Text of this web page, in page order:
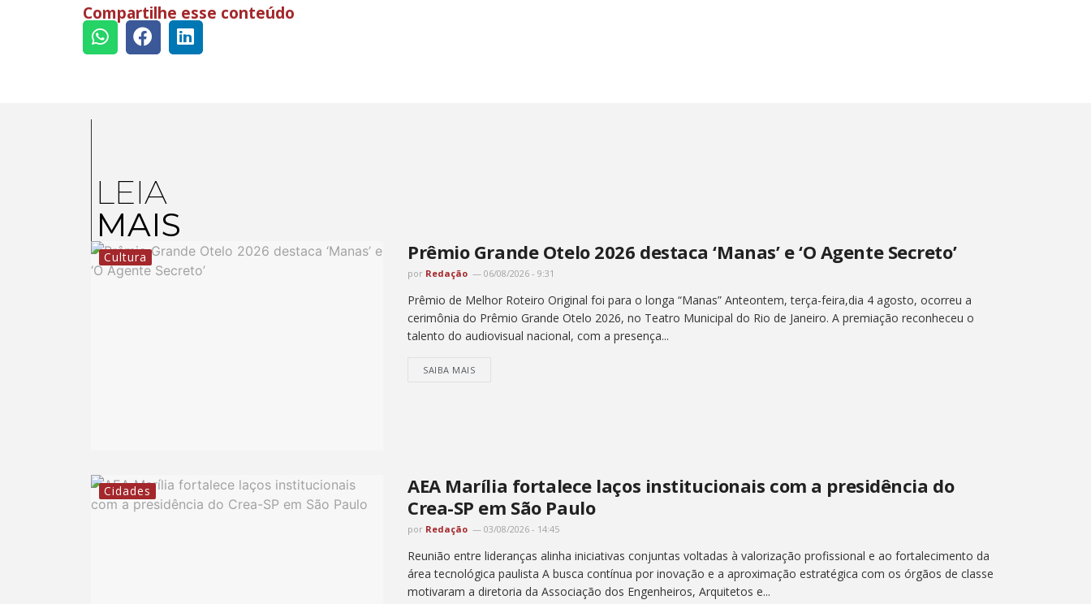
Compartilhe esse conteúdo
LEIA
MAIS
Cultura Prêmio Grande Otelo 2026 destaca ‘Manas’ e ‘O Agente Secreto’
por Redação 06/08/2026 - 9:31
Prêmio de Melhor Roteiro Original foi para o longa “Manas” Anteontem, terça-feira,dia 4 agosto, ocorreu a
cerimônia do Prêmio Grande Otelo 2026, no Teatro Municipal do Rio de Janeiro. A premiação reconheceu o
talento do audiovisual nacional, com a presença...
SAIBA MAIS
Cidades
AEA Marília fortalece laços institucionais com a presidência do
Crea-SP em São Paulo
por Redação 03/08/2026 - 14:45
Reunião entre lideranças alinha iniciativas conjuntas voltadas à valorização profissional e ao fortalecimento da
área tecnológica paulista A busca contínua por inovação e a aproximação estratégica com os órgãos de classe
motivaram a diretoria da Associação dos Engenheiros, Arquitetos e...